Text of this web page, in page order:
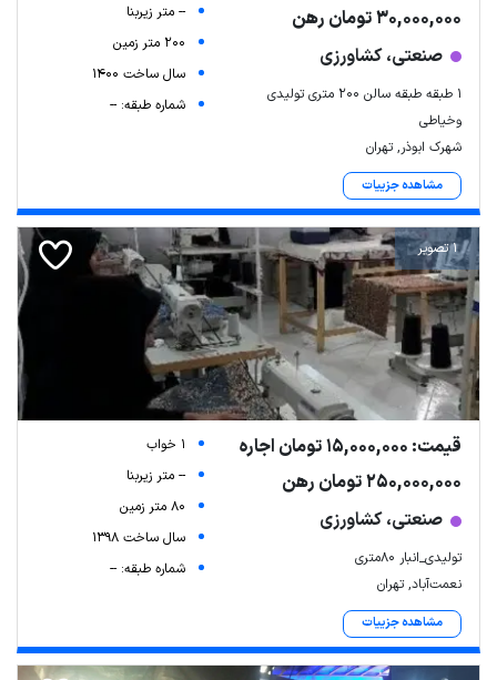
30,000,000 تومان رهن
صنعتی، کشاورزی
۱ طبقه طبقه سالن 200 متری تولیدی
وخیاطی
شهرک ابوذر, تهران
مشاهده جزییات
-- متر زیربنا
200 متر زمین
سال ساخت 1400
شماره طبقه: --
1 تصویر
قیمت: 15,000,000 تومان اجاره
250,000,000 تومان رهن
صنعتی، کشاورزی
تولیدی_انبار 80متری
نعمت‌آباد, تهران
مشاهده جزییات
1 خواب
-- متر زیربنا
80 متر زمین
سال ساخت 1398
شماره طبقه: --